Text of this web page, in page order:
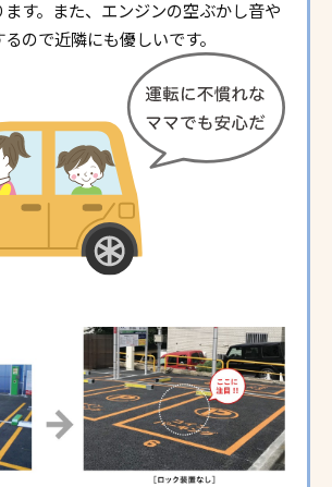
す。また、エンジンの空ぶかし音や
ので近隣にも優しいです。